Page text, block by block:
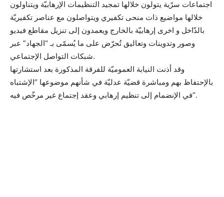
اجتماعات سرّية يتولون خلالها تمجيد التنظيمات الإرهابيّة ويتناولون
خلالها مواضيع ذات منحى تكفيري ويتواصلون مع عناصر تكفيريّة
بالدّاخل و اخرى إرهابيّة بالخارج ويعمدون إلى تنزيل مقاطع فيديو
وصور وتدوينات وتعاليق تُحرّض على ما يُسمّى بـ “الجهاد” عبر
شبكات التواصل الإجتماعي.
وقد أذنت النيابة العموميّة للفرقة المذكورة بعد استشارتها
بالإحتفاظ بهم ومباشرة قضيّة عدليّة في شأنهم موضوعها “الإشتباه
في الإنضمام إلى تنظيم إرهابي وعقد إجتماع غير مرخّص فيه”.